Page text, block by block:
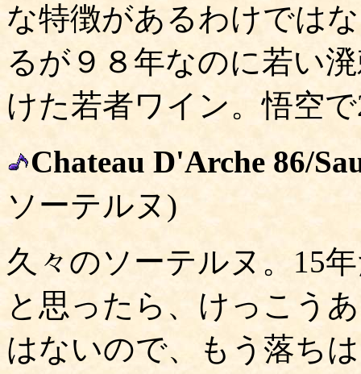
な特徴があるわけでは
るが９８年なのに若い
けた若者ワイン。悟空
Chateau D'Arche 86/
ソーテルヌ)
久々のソーテルヌ。15
と思ったら、けっこう
はないので、もう落ち